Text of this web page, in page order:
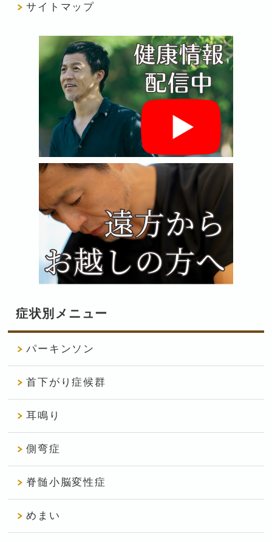
サイトマップ
症状別メニュー
パーキンソン
首下がり症候群
耳鳴り
側弯症
脊髄小脳変性症
めまい